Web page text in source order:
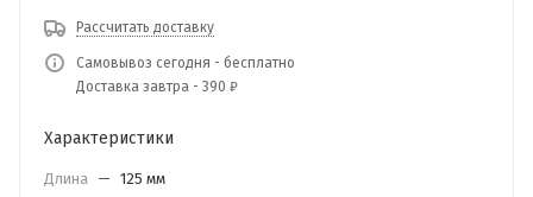
Рассчитать доставку
Самовывоз сегодня - бесплатно
Доставка завтра - 390 ₽
Характеристики
Длина — 125 мм